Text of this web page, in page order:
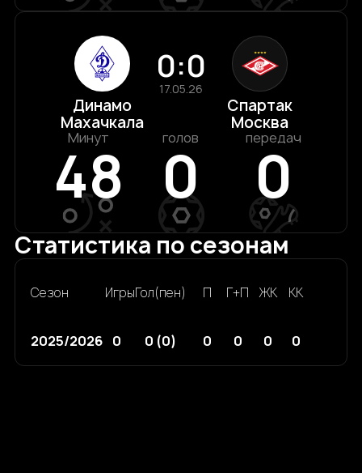
Динамо
Махачкала
0:0
17.05.26
Спартак
Москва
Минут
48
голов
0
передач
0
Статистика по сезонам
Сезон ИгрыГол(пен) П Г+П ЖК КК
2025/2026 0 0 (0) 0 0 0 0